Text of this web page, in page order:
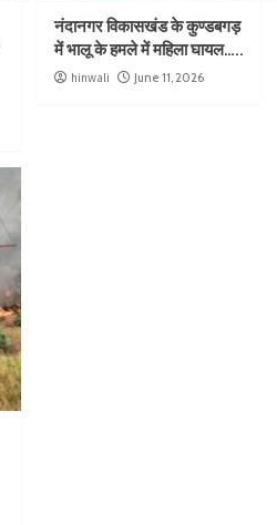
नंदानगर विकासखंड के कुण्डबगड़
में भालू के हमले में महिला घायल…..
hinwali June 11, 2026